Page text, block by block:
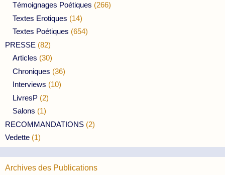
Témoignages Poétiques (266)
Textes Erotiques (14)
Textes Poétiques (654)
PRESSE (82)
Articles (30)
Chroniques (36)
Interviews (10)
LivresP (2)
Salons (1)
RECOMMANDATIONS (2)
Vedette (1)
Archives des Publications